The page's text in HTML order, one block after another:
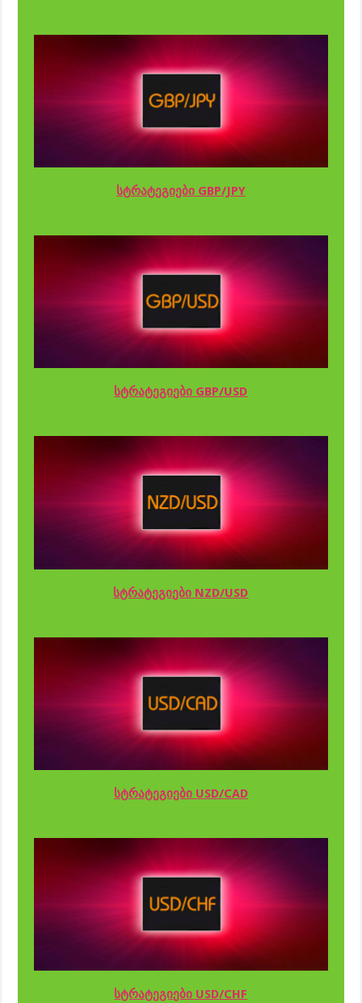
სტრატეგიები GBP/JPY
სტრატეგიები GBP/USD
სტრატეგიები NZD/USD
სტრატეგიები USD/CAD
სტრატეგიები USD/CHF